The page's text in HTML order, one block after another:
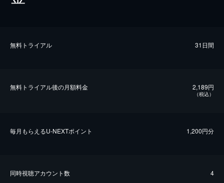
無料トライアル 31日間
無料トライアル後の⽉額料金 2,189円
（税込）
毎⽉もらえるU-NEXTポイント 1,200円分
同時視聴アカウント数 4